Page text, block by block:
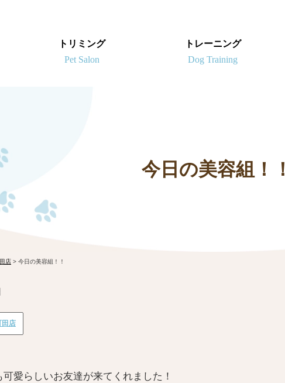
トリミング トレーニング
今日の美容組！！
店 > 今日の美容組！！
田店
愛らしいお友達が来てくれました！